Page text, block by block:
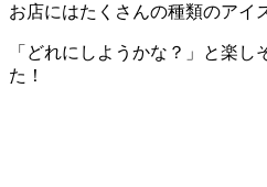
お店にはたくさんの種類のアイ
「どれにしようかな？」と楽し
た！